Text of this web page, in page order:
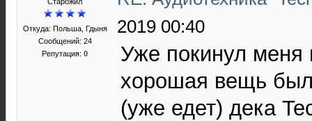
Откуда: Польша, Гдыня
Сообщений: 24
Репутация: 0
2019 00:40
Уже покинул меня
хорошая вещь
(уже едет) дека